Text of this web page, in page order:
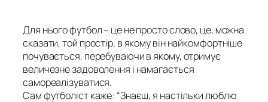
Для нього футбол – це не просто слово, це, можна
сказати, той простір, в якому він найкомфортніше
почувається, перебуваючи в якому, отримує
величезне задоволення і намагається
самореалізуватися.
Сам футболіст каже: “Знаєш, я настільки люблю